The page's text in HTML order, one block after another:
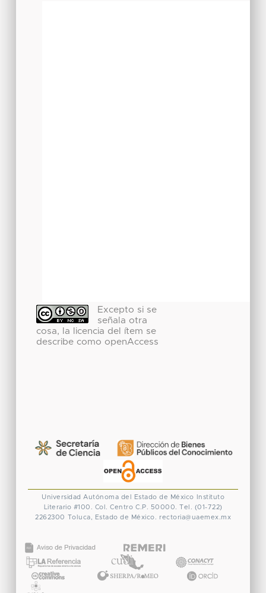
Excepto si se
señala otra
cosa, la licencia del ítem se
describe como openAccess
Universidad Autónoma del Estado de México
Instituto
Literario #100. Col. Centro C.P. 50000. Tel. (01-722)
2262300 Toluca, Estado de México. rectoria@uaemex.mx